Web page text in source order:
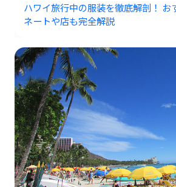
ハワイ旅行中の服装を徹底解剖！ お
ネートや店も完全解説